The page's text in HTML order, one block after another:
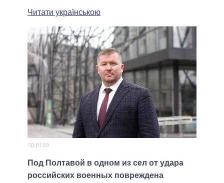
Читати українською
np.pl.ua
Под Полтавой в одном из сел от удара
российских военных повреждена